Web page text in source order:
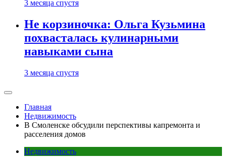
3 месяца спустя
Не корзиночка: Ольга Кузьмина
похвасталась кулинарными
навыками сына
3 месяца спустя
Главная
Недвижимость
В Смоленске обсудили перспективы капремонта и
расселения домов
Недвижимость